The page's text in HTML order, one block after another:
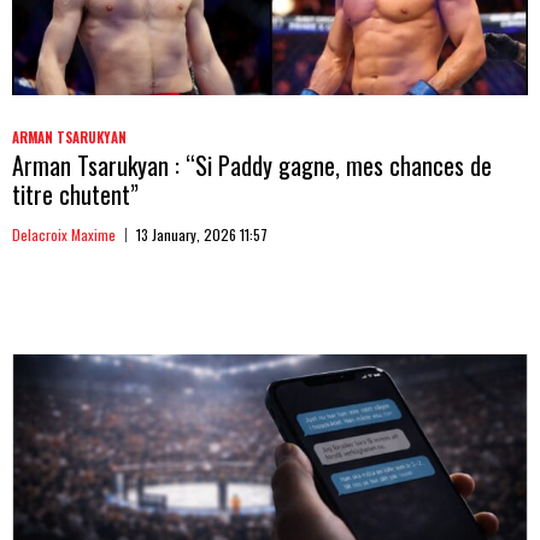
ARMAN TSARUKYAN
Arman Tsarukyan : “Si Paddy gagne, mes chances de
titre chutent”
Delacroix Maxime 13 January, 2026 11:57